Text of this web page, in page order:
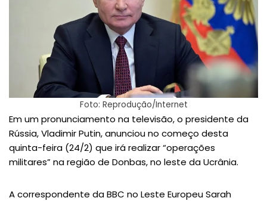
Foto: Reprodução/Internet
Em um pronunciamento na televisão, o presidente da
Rússia, Vladimir Putin, anunciou no começo desta
quinta-feira (24/2) que irá realizar “operações
militares” na região de Donbas, no leste da Ucrânia.
A correspondente da BBC no Leste Europeu Sarah